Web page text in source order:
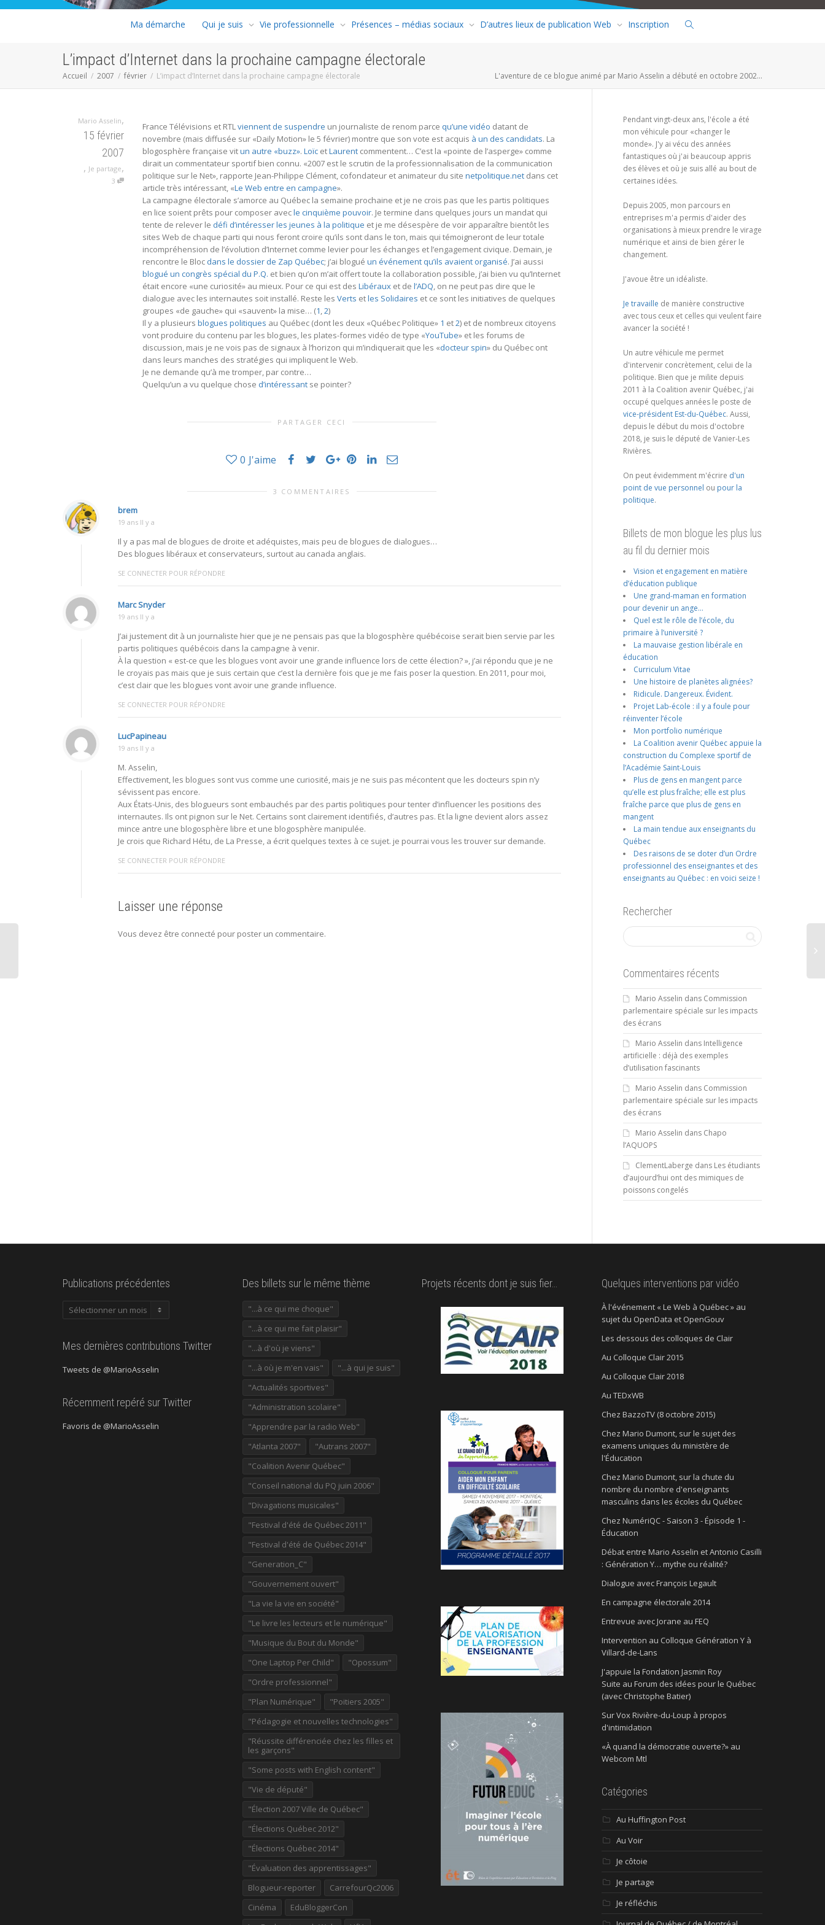
Ma démarche Qui je suis Vie professionnelle Présences – médias sociaux D’autres lieux de publication Web Inscription
L’impact d’Internet dans la prochaine campagne électorale
Accueil 2007 février L’impact d’Internet dans la prochaine campagne électorale L'aventure de ce blogue animé par Mario Asselin a débuté en octobre 2002...
Mario Asselin,
15 février
2007
, Je partage,
3
France Télévisions et RTLviennent de suspendre un journaliste de renom parce qu’une vidéo datant de
novembre (mais diffusée sur «Daily Motion» le 5 février) montre que son vote est acquis à un des candidats. La
blogosphère française vitun autre «buzz». Loïc etLaurent commentent… C’est la «pointe de l’asperge» comme
dirait un commentateur sportif bien connu. «2007 est le scrutin de la professionnalisation de la communication
politique sur le Net», rapporte Jean-Philippe Clément, cofondateur et animateur du site netpolitique.net dans cet
article très intéressant, «Le Web entre en campagne».
La campagne électorale s’amorce au Québec la semaine prochaine et je ne crois pas que les partis politiques
en lice soient prêts pour composer avecle cinquième pouvoir. Je termine dans quelques jours un mandat qui
tente de relever le défi d’intéresser les jeunes à la politique et je me désespère de voir apparaître bientôt les
sites Web de chaque parti qui nous feront croire qu’ils sont dans le ton, mais qui témoigneront de leur totale
incompréhension de l’évolution d’Internet comme levier pour les échanges et l’engagement civique. Demain, je
rencontre le Bloc dans le dossier de Zap Québec; j’ai blogué un événement qu’ils avaient organisé. J’ai aussi
blogué un congrès spécial du P.Q. et bien qu’on m’ait offert toute la collaboration possible, j’ai bien vu qu’Internet
était encore «une curiosité» au mieux. Pour ce qui est des Libéraux et de l’ADQ, on ne peut pas dire que le
dialogue avec les internautes soit installé. Reste les Verts etles Solidaires et ce sont les initiatives de quelques
groupes «de gauche» qui «sauvent» la mise… (1,2)
Il y a plusieurs blogues politiques au Québec (dont les deux «Québec Politique» 1 et2) et de nombreux citoyens
vont produire du contenu par les blogues, les plates-formes vidéo de type «YouTube» et les forums de
discussion, mais je ne vois pas de signaux à l’horizon qui m’indiquerait que les «docteur spin» du Québec ont
dans leurs manches des stratégies qui impliquent le Web.
Je ne demande qu’à me tromper, par contre…
Quelqu’un a vu quelque chose d’intéressant se pointer?
PARTAGER CECI
0 J'aime
3 COMMENTAIRES
brem
19 ans Il y a
Il y a pas mal de blogues de droite et adéquistes, mais peu de blogues de dialogues…
Des blogues libéraux et conservateurs, surtout au canada anglais.
SE CONNECTER POUR RÉPONDRE
Marc Snyder
19 ans Il y a
J’ai justement dit à un journaliste hier que je ne pensais pas que la blogosphère québécoise serait bien servie par les
partis politiques québécois dans la campagne à venir.
À la question « est-ce que les blogues vont avoir une grande influence lors de cette élection? », j’ai répondu que je ne
le croyais pas mais que je suis certain que c’est la dernière fois que je me fais poser la question. En 2011, pour moi,
c’est clair que les blogues vont avoir une grande influence.
SE CONNECTER POUR RÉPONDRE
LucPapineau
19 ans Il y a
M. Asselin,
Effectivement, les blogues sont vus comme une curiosité, mais je ne suis pas mécontent que les docteurs spin n’y
sévissent pas encore.
Aux États-Unis, des blogueurs sont embauchés par des partis politiques pour tenter d’influencer les positions des
internautes. Ils ont pignon sur le Net. Certains sont clairement identifiés, d’autres pas. Et la ligne devient alors assez
mince antre une blogosphère libre et une blogosphère manipulée.
Je crois que Richard Hétu, de La Presse, a écrit quelques textes à ce sujet. je pourrai vous les trouver sur demande.
SE CONNECTER POUR RÉPONDRE
Laisser une réponse
Vous devez être connecté pour poster un commentaire.
Pendant vingt-deux ans, l'école a été
mon véhicule pour «changer le
monde». J'y ai vécu des années
fantastiques où j'ai beaucoup appris
des élèves et où je suis allé au bout de
certaines idées.
Depuis 2005, mon parcours en
entreprises m'a permis d'aider des
organisations à mieux prendre le virage
numérique et ainsi de bien gérer le
changement.
J'avoue être un idéaliste.
Je travaille de manière constructive
avec tous ceux et celles qui veulent faire
avancer la société !
Un autre véhicule me permet
d'intervenir concrètement, celui de la
politique. Bien que je milite depuis
2011 à la Coalition avenir Québec, j'ai
occupé quelques années le poste de
vice-président Est-du-Québec. Aussi,
depuis le début du mois d'octobre
2018, je suis le député de Vanier-Les
Rivières.
On peut évidemment m'écrire d'un
point de vue personnel ou pour la
politique.
Billets de mon blogue les plus lus
au fil du dernier mois
Vision et engagement en matière
d’éducation publique
Une grand-maman en formation
pour devenir un ange…
Quel est le rôle de l’école, du
primaire à l’université ?
La mauvaise gestion libérale en
éducation
Curriculum Vitae
Une histoire de planètes alignées?
Ridicule. Dangereux. Évident.
Projet Lab-école : il y a foule pour
réinventer l’école
Mon portfolio numérique
La Coalition avenir Québec appuie la
construction du Complexe sportif de
l’Académie Saint-Louis
Plus de gens en mangent parce
qu’elle est plus fraîche; elle est plus
fraîche parce que plus de gens en
mangent
La main tendue aux enseignants du
Québec
Des raisons de se doter d’un Ordre
professionnel des enseignantes et des
enseignants au Québec : en voici seize !
Rechercher
Commentaires récents
Mario Asselin dans Commission
parlementaire spéciale sur les impacts
des écrans
Mario Asselin dans Intelligence
artificielle : déjà des exemples
d’utilisation fascinants
Mario Asselin dans Commission
parlementaire spéciale sur les impacts
des écrans
Mario Asselin dans Chapo
l’AQUOPS
ClementLaberge dans Les étudiants
d’aujourd’hui ont des mimiques de
poissons congelés
Publications précédentes
Publications
Mes dernières contributions Twitter
Tweets de @MarioAsselin
Récemment repéré sur Twitter
Favoris de @MarioAsselin
Des billets sur le même thème
"...à ce qui me choque"
"...à ce qui me fait plaisir"
"...à d'où je viens"
"...à où je m'en vais"
"...à qui je suis"
"Actualités sportives"
"Administration scolaire"
"Apprendre par la radio Web"
"Atlanta 2007"
"Autrans 2007"
"Coalition Avenir Québec"
"Conseil national du PQ juin 2006"
"Divagations musicales"
"Festival d'été de Québec 2011"
"Festival d'été de Québec 2014"
"Generation_C"
"Gouvernement ouvert"
"La vie la vie en société"
"Le livre les lecteurs et le numérique"
"Musique du Bout du Monde"
"One Laptop Per Child"
"Opossum"
"Ordre professionnel"
"Plan Numérique"
"Poitiers 2005"
"Pédagogie et nouvelles technologies"
"Réussite différenciée chez les filles et
les garçons"
"Some posts with English content"
"Vie de député"
"Élection 2007 Ville de Québec"
"Élections Québec 2012"
"Élections Québec 2014"
"Évaluation des apprentissages"
Blogueur-reporter
CarrefourQc2006
Cinéma
EduBloggerCon
Projets récents dont je suis fier… Quelques interventions par vidéo
À l'événement « Le Web à Québec » au
sujet du OpenData et OpenGouv
Les dessous des colloques de Clair
Au Colloque Clair 2015
Au Colloque Clair 2018
Au TEDxWB
Chez BazzoTV (8 octobre 2015)
Chez Mario Dumont, sur le sujet des
examens uniques du ministère de
l'Éducation
Chez Mario Dumont, sur la chute du
nombre du nombre d'enseignants
masculins dans les écoles du Québec
Chez NumériQC - Saison 3 - Épisode 1 -
Éducation
Débat entre Mario Asselin et Antonio Casilli
: Génération Y… mythe ou réalité?
Dialogue avec François Legault
En campagne électorale 2014
Entrevue avec Jorane au FEQ
Intervention au Colloque Génération Y à
Villard-de-Lans
J'appuie la Fondation Jasmin Roy
Suite au Forum des idées pour le Québec
(avec Christophe Batier)
Sur Vox Rivière-du-Loup à propos
d'intimidation
«À quand la démocratie ouverte?» au
Webcom Mtl
Catégories
Au Huffington Post
Au Voir
Je côtoie
Je partage
Je réfléchis